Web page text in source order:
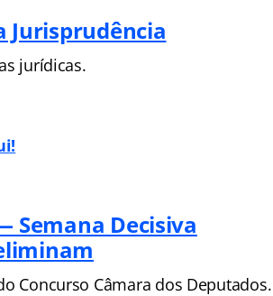
Jurisprudência
jurídicas.
Semana Decisiva
Concurso Câmara dos Deputados.